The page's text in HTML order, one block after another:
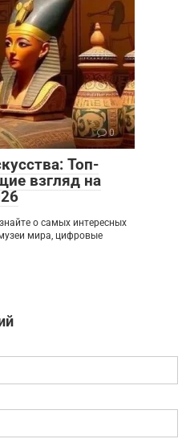
0
Топ-
взгляд на
о самых интересных
мира, цифровые